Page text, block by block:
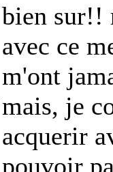
bien sur!!
avec ce
m'ont
mais, je
acquerir
pouvoir